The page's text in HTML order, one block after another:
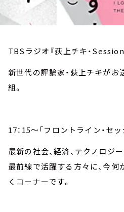
TBSラジオ『荻上チキ・Session
新世代の評論家・荻上チキが
組。
17：15～「フロントライン・セッ
最新の社会、経済、テクノロジ
最前線で活躍する方々に、今
くコーナーです。